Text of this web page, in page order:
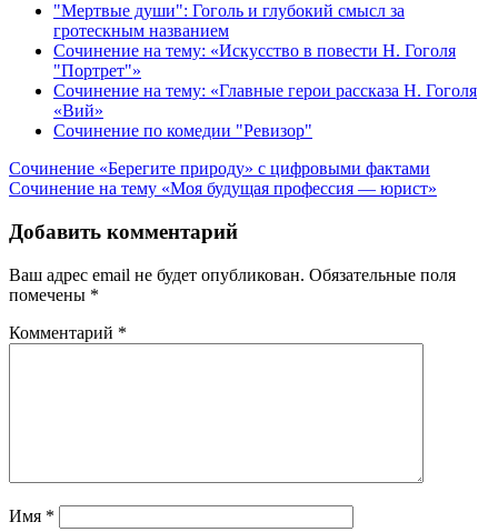
"Мертвые души": Гоголь и глубокий смысл за
гротескным названием
Сочинение на тему: «Искусство в повести Н. Гоголя
"Портрет"»
Сочинение на тему: «Главные герои рассказа Н. Гоголя
«Вий»
Сочинение по комедии "Ревизор"
Навигация
по
записям
Сочинение «Берегите природу» с цифровыми фактами
Сочинение на тему «Моя будущая профессия — юрист»
Добавить комментарий
Ваш адрес email не будет опубликован. Обязательные поля
помечены *
Комментарий *
Имя *